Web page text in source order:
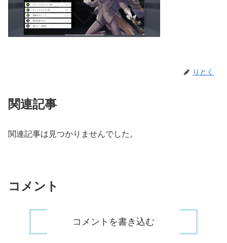
りとく
関連記事
関連記事は見つかりませんでした。
コメント
コメントを書き込む